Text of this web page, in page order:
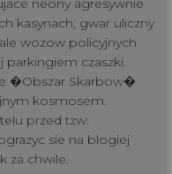
neony agresywnie
kasynach, gwar uliczny
wozow policyjnych
parkingiem czaszki.
�Obszar Skarbow�
kosmosem.
przed tzw.
sie na blogiej
za chwile.